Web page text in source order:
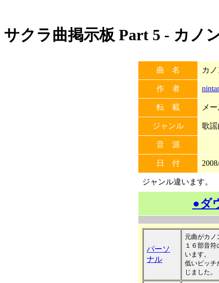
サクラ曲掲示板 Part 5 - カノ
曲 名 カ
作 者
転 載 メ
ジャンル 歌
音 源
日 付
ジャンル違います。
●ダ
パーソ
ナル
元曲がカノ
１６部音
います。
低いピッチ
じました。